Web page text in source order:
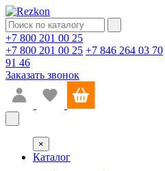
+7 800 201 00 25
+7 800 201 00 25 +7 846 264 03 70
91 46
Заказать звонок
×
Каталог